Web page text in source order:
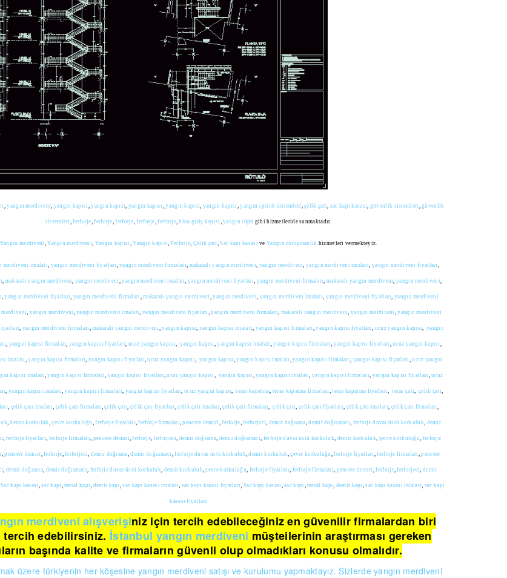
,yangın merdiveni, yangın kapısı ,yangın kapısı, yangın kapısı ,yangın kapısı, yangın kapısı ,yangın sprink sistemleri ,çelik çatı, sac kapı kasası, güvenlik sistemleri ,güvenlik
sistemleri ,ferforje,ferforje,ferforje,ferforje,ferforje,bina giriş kapısı ,yangın tüpü gibi hizmetleride sunmaktadır.
Yangın merdiveni ,Yangın merdiveni, Yangın kapısı ,Yangın kapısı, Ferforje, Çelik çatı ,Sac kapı kasası veYangın danışmanlık hizmetleri vermekteyiz.
merdiveni imalatı, yangın merdiveni fiyatları ,yangın merdiveni firmaları, makaralı yangın merdiveni, yangın merdiveni,yangın merdiveni imalatı, yangın merdiveni fiyatları ,
, makaralı yangın merdiveni, yangın merdiveni ,yangın merdiveni imalatı,yangın merdiveni fiyatları, yangın merdiveni firmaları, makaralı yangın merdiveni,yangın merdiveni,
,yangın merdiveni fiyatları, yangın merdiveni firmaları ,makaralı yangın merdiveni ,yangın merdiveni, yangın merdiveni imalatı, yangın merdiveni fiyatları,yangın merdiveni
merdiveni, yangın merdiveni ,yangın merdiveni imalatı, yangın merdiveni fiyatları ,yangın merdiveni firmaları, makaralı yangın merdiveni, yangın merdiveni ,yangın merdiveni
, yangın merdiveni firmaları ,makaralı yangın merdiveni ,yangın kapısı, yangın kapısı imalatı, yangın kapısı firmaları ,yangın kapısı fiyatları, ucuz yangın kapısı,yangın
, yangın kapısı firmaları,yangın kapısı fiyatları, ucuz yangın kapısı, yangın kapısı ,yangın kapısı imalatı ,yangın kapısı firmaları, yangın kapısı fiyatları ,ucuz yangın kapısı ,
imalatı ,yangın kapısı firmaları, yangın kapısı fiyatları,ucuz yangın kapısı, yangın kapısı ,yangın kapısı imalatı ,yangın kapısı firmaları, yangın kapısı fiyatları ,ucuz yangın
kapısı imalatı ,yangın kapısı firmaları, yangın kapısı fiyatları ,ucuz yangın kapısı , yangın kapısı ,yangın kapısı imalatı,yangın kapısı firmaları, yangın kapısı fiyatları ,ucuz
,yangın kapısı imalatı,yangın kapısı firmaları, yangın kapısı fiyatları,ucuz yangın kapısı,teras kapatma, teras kapatma firmaları ,teras kapatma fiyatları,teras çatı,çelik çatı,
, çelik çatı imalatı, çelik çatı firmaları ,çelik çatı, çelik çatı fiyatları ,çelik çatı imalatı ,çelik çatı firmaları,çelik çatı, çelik çatı fiyatları, çelik çatı imalatı, çelik çatı firmaları ,
,demir korkuluk,çevre korkuluğu ,ferforje fiyatları,ferforje firmaları,pencere demiri ,ferforje,ferforjeci, demir doğrama,demir doğramacı, ferforje duvar üstü korkuluk, demir
, ferforje fiyatları, ferforje firmaları, pencere demiri,ferforje,ferforjeci,demir doğrama, demir doğramacı, ferforje duvar üstü korkuluk, demir korkuluk, çevre korkuluğu, ferforje
,pencere demiri ,ferforje,ferforjeci, demir doğrama,demir doğramacı ,ferforje duvar üstü korkuluk,demir korkuluk,çevre korkuluğu ,ferforje fiyatları ,ferforje firmaları ,pencere
, demir doğrama, demir doğramacı, ferforje duvar üstü korkuluk, demir korkuluk,çevre korkuluğu, ferforje fiyatları, ferforje firmaları, pencere demiri ,ferforje,ferforjeci,demir
Sac kapı kasası ,sac kapı ,metal kapı, demir kapı ,sac kapı kasası imalatı, sac kapı kasası fiyatları,Sac kapı kasası ,sac kapı ,metal kapı, demir kapı ,sac kapı kasası imalatı, sac kapı
kasası fiyatları
merdiveni alışverişiniz için tercih edebileceğiniz en güvenilir firmalardan biri
tercih edebilirsiniz. İstanbul yangın merdiveni müşteilerinin araştırması gereken
başında kalite ve firmaların güvenli olup olmadıkları konusu olmalıdır.
üzere türkiyenin her köşesine yangın merdiveni satışı ve kurulumu yapmaktayız. Sizlerde yangın merdiveni